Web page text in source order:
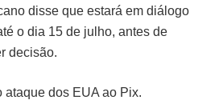
disse que estará em diálogo
o dia 15 de julho, antes de
decisão.
ataque dos EUA ao Pix.